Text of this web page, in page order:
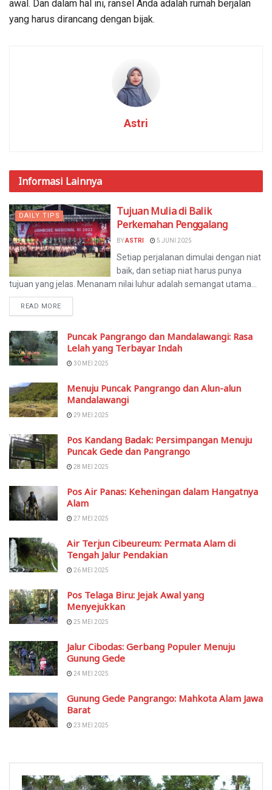
awal. Dan dalam hal ini, ransel Anda adalah rumah berjalan
yang harus dirancang dengan bijak.
Astri
Informasi Lainnya
DAILY TIPS
Tujuan Mulia di Balik
Perkemahan Penggalang
BYASTRI 5 JUNI 2025
Setiap perjalanan dimulai dengan niat
baik, dan setiap niat harus punya
tujuan yang jelas. Menanam nilai luhur adalah semangat utama...
READ MORE
Puncak Pangrango dan Mandalawangi: Rasa
Lelah yang Terbayar Indah
30 MEI 2025
Menuju Puncak Pangrango dan Alun-alun
Mandalawangi
29 MEI 2025
Pos Kandang Badak: Persimpangan Menuju
Puncak Gede dan Pangrango
28 MEI 2025
Pos Air Panas: Keheningan dalam Hangatnya
Alam
27 MEI 2025
Air Terjun Cibeureum: Permata Alam di
Tengah Jalur Pendakian
26 MEI 2025
Pos Telaga Biru: Jejak Awal yang
Menyejukkan
25 MEI 2025
Jalur Cibodas: Gerbang Populer Menuju
Gunung Gede
24 MEI 2025
Gunung Gede Pangrango: Mahkota Alam Jawa
Barat
23 MEI 2025